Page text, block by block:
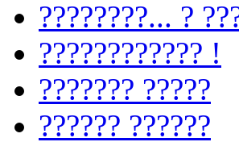
????????... ?
???????????? !
??????? ?????
?????? ??????